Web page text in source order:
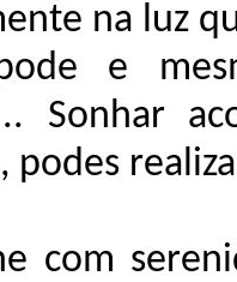
na luz
e
Sonhar
podes
com